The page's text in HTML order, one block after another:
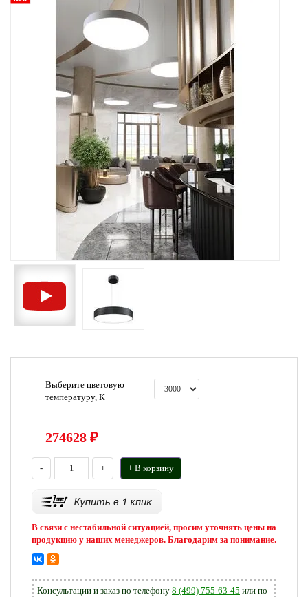
Выберите цветовую
температуру, К
274628 ₽
- + + В корзину
В связи с нестабильной ситуацией, просим уточнять цены на
продукцию у наших менеджеров. Благодарим за понимание.
Консультации и заказ по телефону 8 (499) 755-63-45 или по